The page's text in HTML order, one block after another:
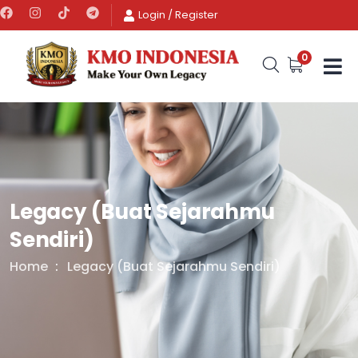
Login /Register
0
Legacy (Buat Sejarahmu
Sendiri)
Home Legacy (Buat Sejarahmu Sendiri)